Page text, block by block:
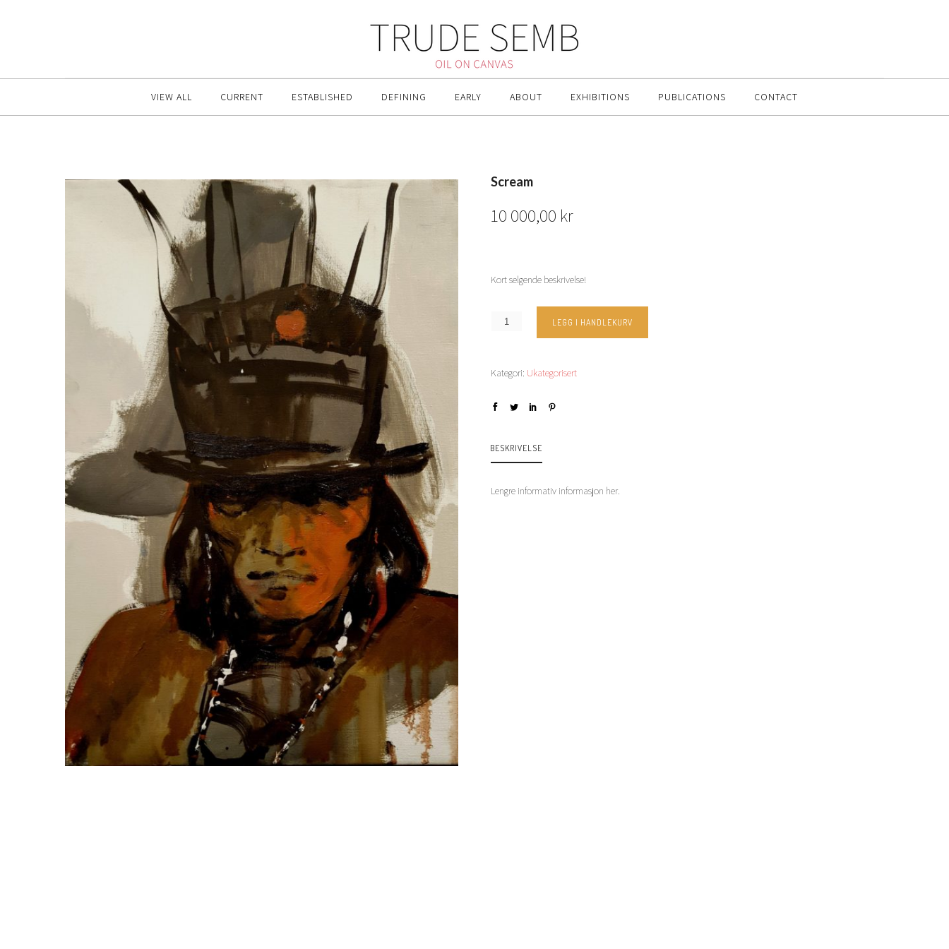
VIEW ALL CURRENT ESTABLISHED DEFINING EARLY ABOUT EXHIBITIONS PUBLICATIONS CONTACT
Scream
10 000,00 kr
Kort selgende beskrivelse!
LEGG I HANDLEKURV
Kategori: Ukategorisert
BESKRIVELSE
Lengre informativ informasjon her.